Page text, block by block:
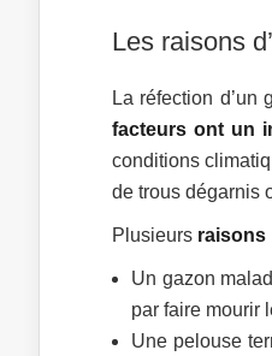
Les raisons
La réfection d’un
facteurs ont un
conditions
de trous dégarnis
Plusieurs raisons
Un gazon
par faire mourir
Une pelouse